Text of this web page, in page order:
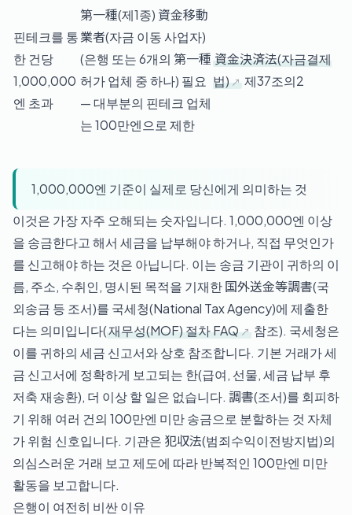
핀테크를 통
한 건당
1,000,000
엔 초과
第一種(제1종) 資金移動
業者(자금 이동 사업자)
(은행 또는 6개의 第一種
허가 업체 중 하나) 필요
— 대부분의 핀테크 업체
는 100만엔으로 제한
資金決済法(자금결제
법)
제37조의2
1,000,000엔 기준이 실제로 당신에게 의미하는 것
이것은 가장 자주 오해되는 숫자입니다. 1,000,000엔 이상
을 송금한다고 해서 세금을 납부해야 하거나, 직접 무엇인가
를 신고해야 하는 것은 아닙니다. 이는 송금 기관이 귀하의 이
름, 주소, 수취인, 명시된 목적을 기재한 国外送金等調書(국
외송금 등 조서)를 국세청(National Tax Agency)에 제출한
다는 의미입니다(재무성(MOF) 절차 FAQ
참조). 국세청은
이를 귀하의 세금 신고서와 상호 참조합니다. 기본 거래가 세
금 신고서에 정확하게 보고되는 한(급여, 선물, 세금 납부 후
저축 재송환), 더 이상 할 일은 없습니다. 調書(조서)를 회피하
기 위해 여러 건의 100만엔 미만 송금으로 분할하는 것 자체
가 위험 신호입니다. 기관은 犯収法(범죄수익이전방지법)의
의심스러운 거래 보고 제도에 따라 반복적인 100만엔 미만
활동을 보고합니다.
은행이 여전히 비싼 이유